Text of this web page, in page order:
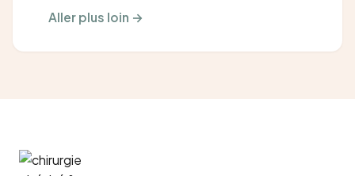
Aller plus loin →